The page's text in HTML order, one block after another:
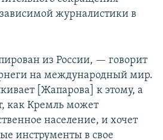
журналистики в
из России, — говорит
на международный мир.
[Жапарова] к этому, а
как Кремль может
население, и хочет
инструменты в свое